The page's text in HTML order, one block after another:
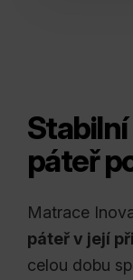
Stabilní
páteř
Matrace
páteř v její
celou dobu